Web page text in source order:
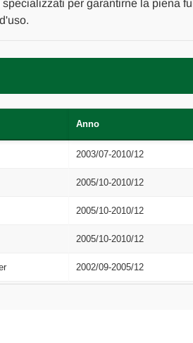
2009
[[214200]]
2009
per garantirne la piena
Anno
2003/07-2010/12
2005/10-2010/12
2005/10-2010/12
2005/10-2010/12
2002/09-2005/12